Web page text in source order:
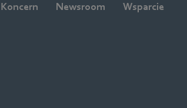
Koncern Newsroom Wsparcie